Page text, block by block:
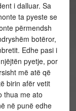
i dalluar. Sa
ta pyeste se
përmendsh
botëror,
Edhe pasi i
pyetje, por
më atë që
birin afër vetit
thua me ato
në punë edhe